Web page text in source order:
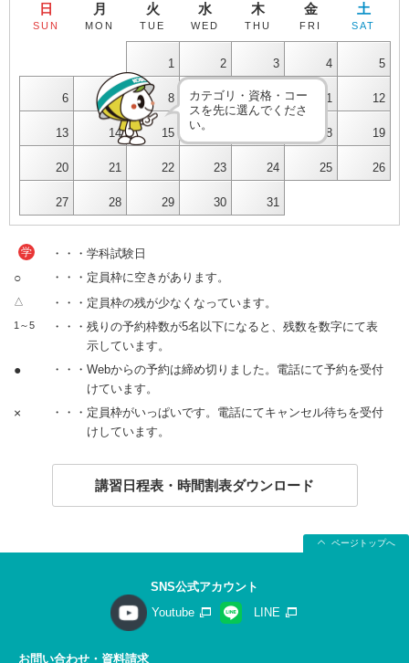
日
SUN
月
MON
火
TUE
水
WED
木
THU
金
FRI
土
SAT
1 2 3 4 5
6 7 8 9 10 11 12
13 14 15 18 19
20 21 22 23 24 25 26
27 28 29 30 31
カテゴリ・資格・コー
スを先に選んでくださ
い。
学 ・・・学科試験日
○ ・・・定員枠に空きがあります。
△ ・・・定員枠の残が少なくなっています。
1～5
・・・残りの予約枠数が5名以下になると、残数を数字にて表
示しています。
●
・・・Webからの予約は締め切りました。電話にて予約を受付
けています。
×
・・・定員枠がいっぱいです。電話にてキャンセル待ちを受付
けしています。
講習日程表・時間割表ダウンロード
ページトップへ
SNS公式アカウント
Youtube
LINE
お問い合わせ・資料請求